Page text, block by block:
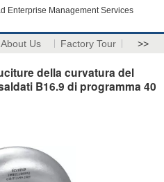
Enterprise Management Services
About Us Factory Tour >>
della curvatura del
B16.9 di programma 40